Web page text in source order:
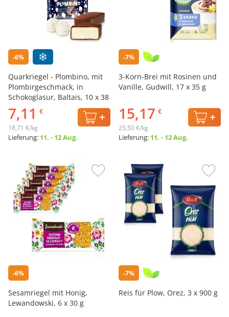
-6%
Quarkriegel - Plombino, mit
Plombirgeschmack, in
Schokoglasur, Baltais, 10 х 38
g
7,11 €
18,71 €/kg
Lieferung: 11. - 12 Aug.
-7%
3-Korn-Brei mit Rosinen und
Vanille, Gudwill, 17 х 35 g
15,17 €
25,50 €/kg
Lieferung: 11. - 12 Aug.
-6%
Sesamriegel mit Honig,
Lewandowski, 6 х 30 g
-7%
Reis für Plow, Orez, 3 х 900 g